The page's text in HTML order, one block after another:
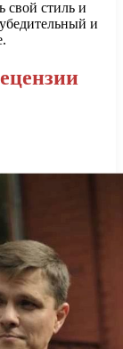
свой стиль и
и